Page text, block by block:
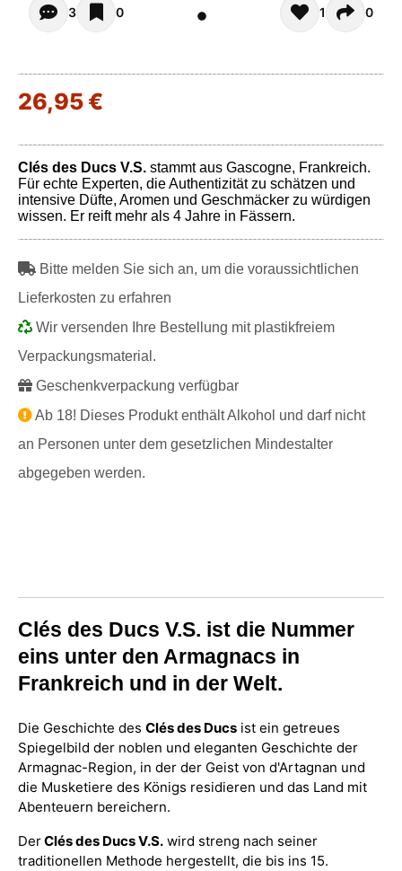
Opiniones (3)
3 0 1 0
26,95 €
Clés des Ducs V.S. stammt aus Gascogne, Frankreich.
Für echte Experten, die Authentizität zu schätzen und
intensive Düfte, Aromen und Geschmäcker zu würdigen
wissen. Er reift mehr als 4 Jahre in Fässern.
Bitte melden Sie sich an, um die voraussichtlichen
Lieferkosten zu erfahren
Wir versenden Ihre Bestellung mit plastikfreiem
Verpackungsmaterial.
Geschenkverpackung verfügbar
Ab 18! Dieses Produkt enthält Alkohol und darf nicht
an Personen unter dem gesetzlichen Mindestalter
abgegeben werden.
Clés des Ducs V.S. ist die Nummer
eins unter den Armagnacs in
Frankreich und in der Welt.
Die Geschichte des Clés des Ducs ist ein getreues
Spiegelbild der noblen und eleganten Geschichte der
Armagnac-Region, in der der Geist von d'Artagnan und
die Musketiere des Königs residieren und das Land mit
Abenteuern bereichern.
DerClés des Ducs V.S. wird streng nach seiner
traditionellen Methode hergestellt, die bis ins 15.